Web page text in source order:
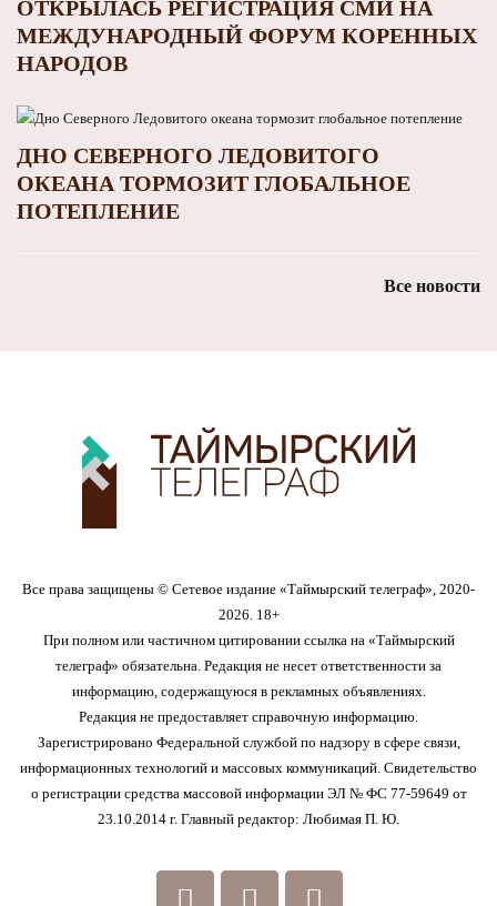
ОТКРЫЛАСЬ РЕГИСТРАЦИЯ СМИ НА
МЕЖДУНАРОДНЫЙ ФОРУМ КОРЕННЫХ
НАРОДОВ
ДНО СЕВЕРНОГО ЛЕДОВИТОГО
ОКЕАНА ТОРМОЗИТ ГЛОБАЛЬНОЕ
ПОТЕПЛЕНИЕ
Все новости
Все права защищены © Сетевое издание «Таймырский телеграф», 2020-
2026. 18+
При полном или частичном цитировании ссылка на «Таймырский
телеграф» обязательна. Редакция не несет ответственности за
информацию, содержащуюся в рекламных объявлениях.
Редакция не предоставляет справочную информацию.
Зарегистрировано Федеральной службой по надзору в сфере связи,
информационных технологий и массовых коммуникаций. Свидетельство
о регистрации средства массовой информации ЭЛ № ФС 77-59649 от
23.10.2014 г. Главный редактор: Любимая П. Ю.